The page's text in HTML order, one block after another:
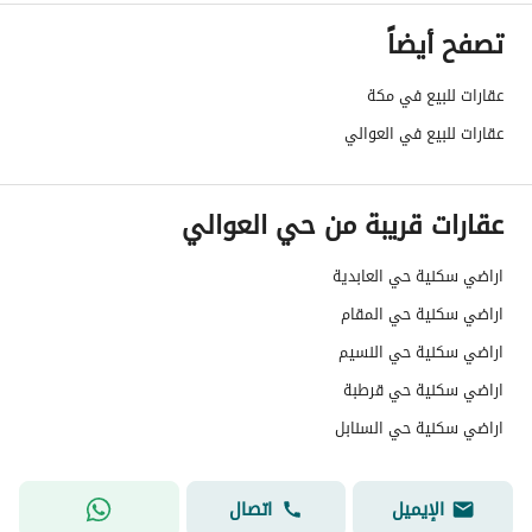
رقم صك الملكية
واجهة العقار
الضمانات والمدة
-
قنوات الاعلان
هل يوجد اي التزام على
العقار ؟
مطابقة لكود البناء
العقار مرهون لا
تصفح أيضاً
عقارات للبيع في مكة
عقارات للبيع في العوالي
عقارات قريبة من حي العوالي
اراضي سكنية حي العابدية
اراضي سكنية حي المقام
اراضي سكنية حي النسيم
اراضي سكنية حي قرطبة
اراضي سكنية حي السنابل
الإيميل اتصال